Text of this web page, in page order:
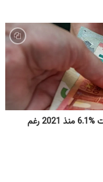
تقرير دولي: الأجور الحقيقية في إيطاليا تراجعت %6.1 منذ 2021 رغم